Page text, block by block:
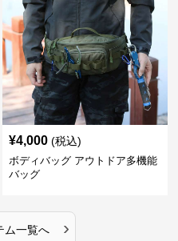
¥4,000 (税込)
ボディバッグ アウトドア多機能
バッグ
ム一覧へ ›